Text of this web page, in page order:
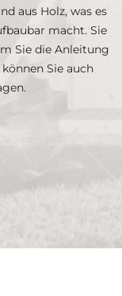
aus Holz, was es
macht. Sie
Sie die Anleitung
Sie auch